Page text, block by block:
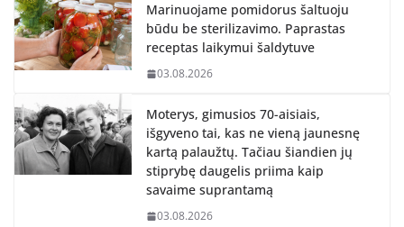
Marinuojame pomidorus šaltuoju
būdu be sterilizavimo. Paprastas
receptas laikymui šaldytuve
03.08.2026
Moterys, gimusios 70-aisiais,
išgyveno tai, kas ne vieną jaunesnę
kartą palaužtų. Tačiau šiandien jų
stiprybę daugelis priima kaip
savaime suprantamą
03.08.2026